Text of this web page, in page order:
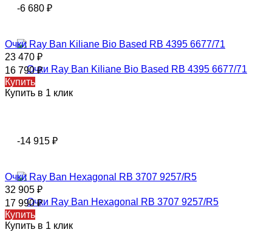
-6 680 ₽
Очки Ray Ban Kiliane Bio Based RB 4395 6677/71
23 470 ₽
16 790₽
Купить
Купить в 1 клик
-14 915 ₽
Очки Ray Ban Hexagonal RB 3707 9257/R5
32 905 ₽
17 990₽
Купить
Купить в 1 клик